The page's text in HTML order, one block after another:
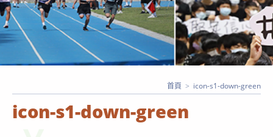
icon-s1-down-green
首頁 > icon-s1-down-green